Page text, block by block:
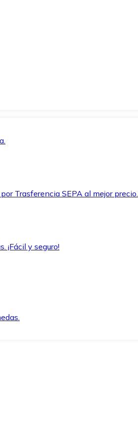
Trasferencia SEPA al mejor precio.
¡Fácil y seguro!